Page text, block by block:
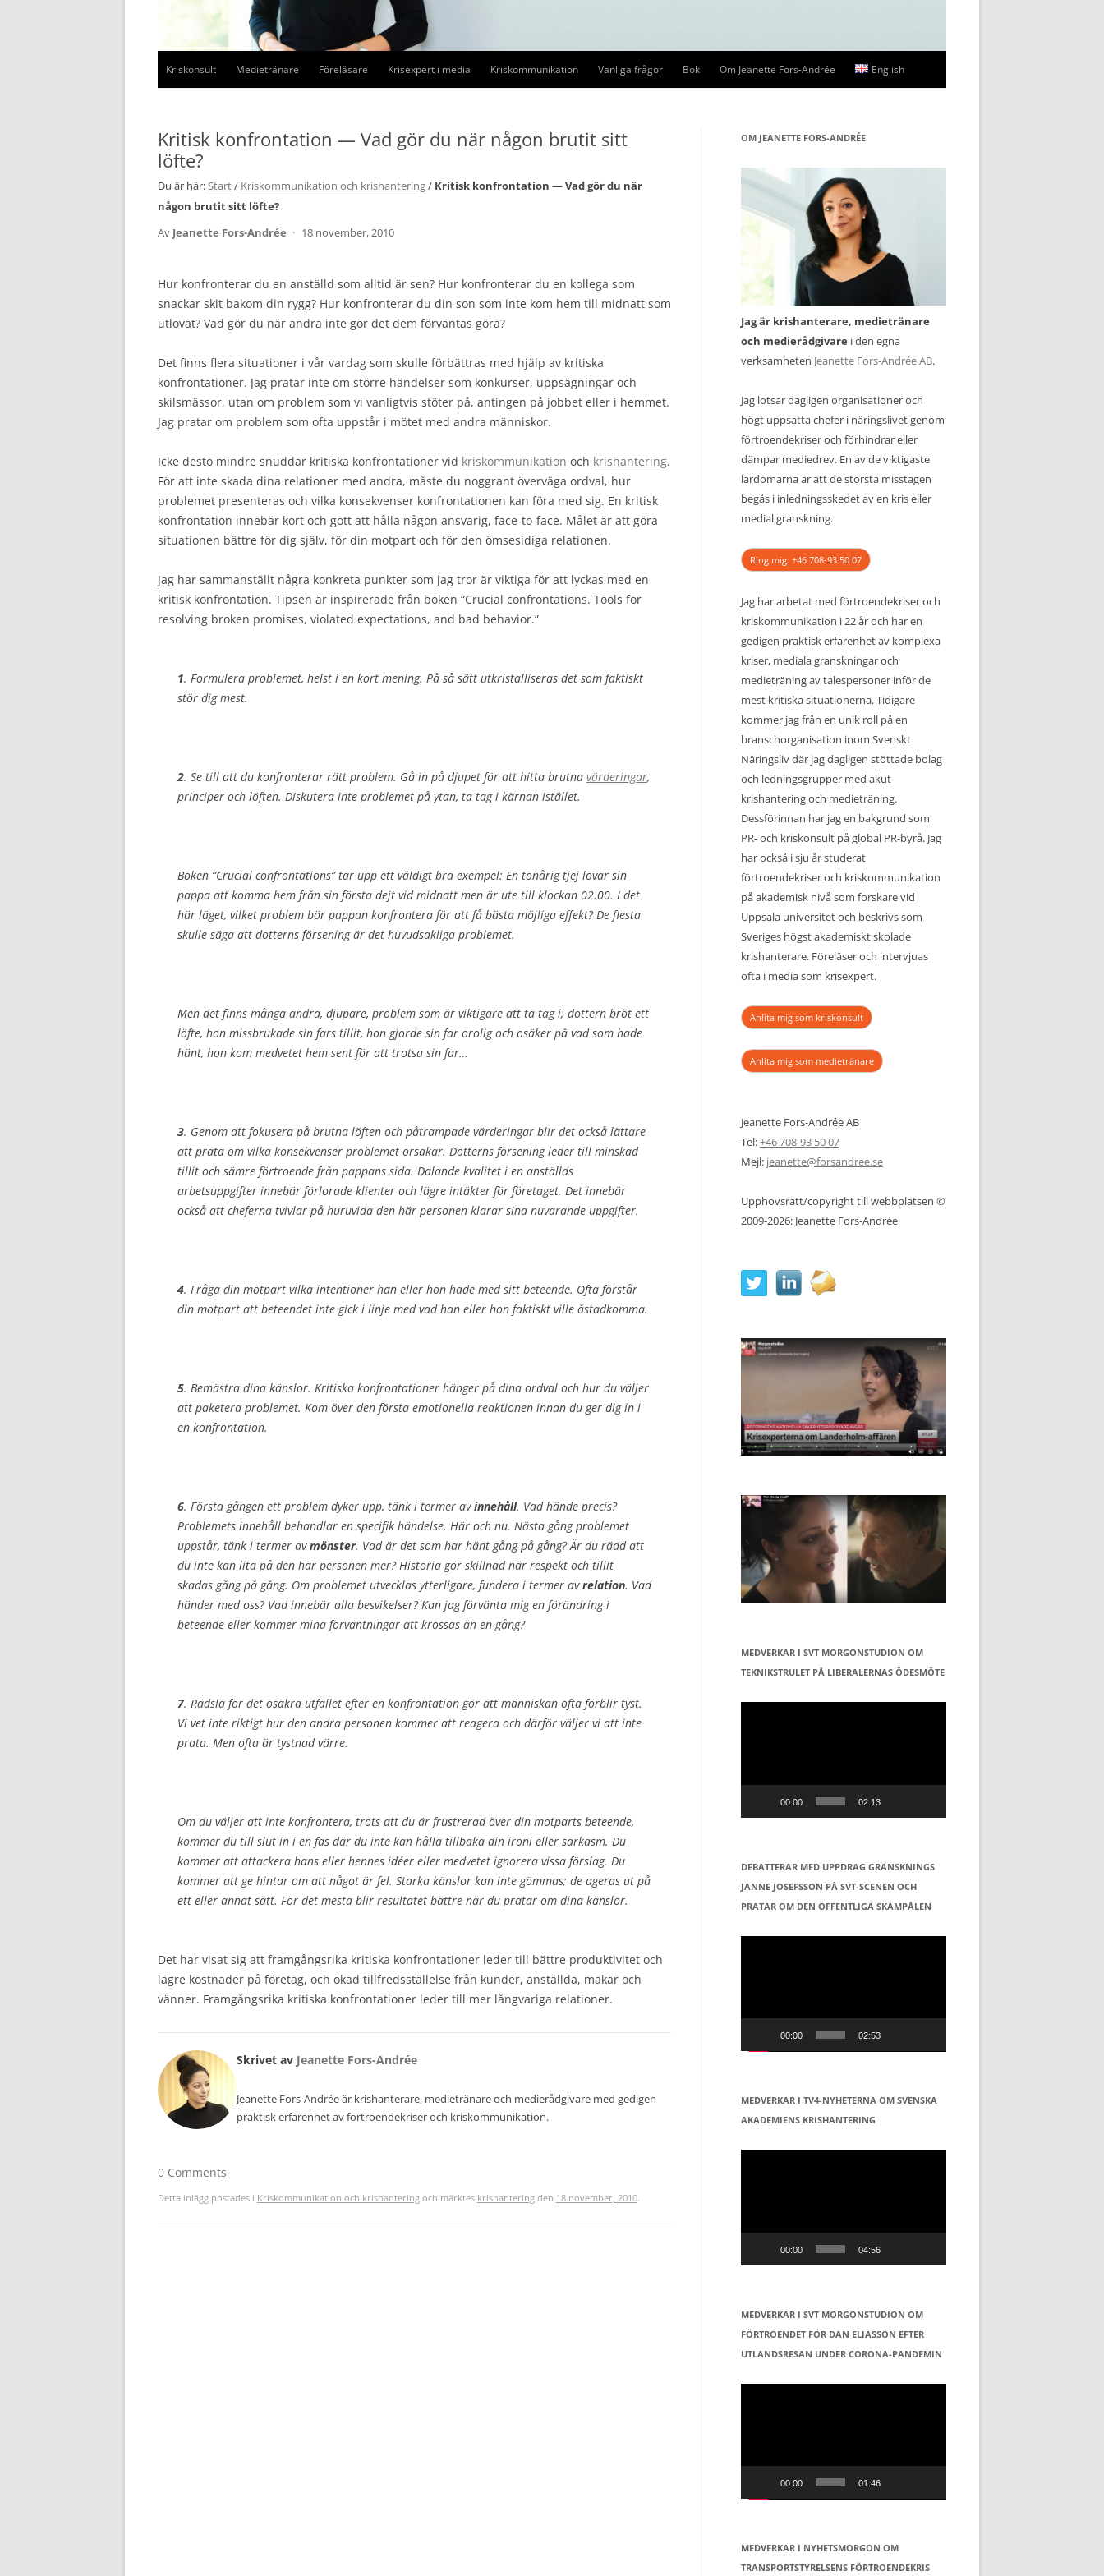
Kriskonsult Medietränare Föreläsare Krisexpert i media Kriskommunikation
Medieträning
Vanliga frågor
Medieträning
Bok Om Jeanette Fors-Andrée English
Kritisk konfrontation — Vad gör du när någon brutit sitt
löfte?
Du är här:Start/ Kriskommunikation och krishantering/ Kritisk konfrontation — Vad gör du när
någon brutit sitt löfte?
Av Jeanette Fors-Andrée · 18 november, 2010
Hur konfronterar du en anställd som alltid är sen? Hur konfronterar du en kollega som
snackar skit bakom din rygg? Hur konfronterar du din son som inte kom hem till midnatt som
utlovat? Vad gör du när andra inte gör det dem förväntas göra?
Det finns flera situationer i vår vardag som skulle förbättras med hjälp av kritiska
konfrontationer. Jag pratar inte om större händelser som konkurser, uppsägningar och
skilsmässor, utan om problem som vi vanligtvis stöter på, antingen på jobbet eller i hemmet.
Jag pratar om problem som ofta uppstår i mötet med andra människor.
Icke desto mindre snuddar kritiska konfrontationer vid kriskommunikation och krishantering.
För att inte skada dina relationer med andra, måste du noggrant överväga ordval, hur
problemet presenteras och vilka konsekvenser konfrontationen kan föra med sig. En kritisk
konfrontation innebär kort och gott att hålla någon ansvarig, face-to-face. Målet är att göra
situationen bättre för dig själv, för din motpart och för den ömsesidiga relationen.
Jag har sammanställt några konkreta punkter som jag tror är viktiga för att lyckas med en
kritisk konfrontation. Tipsen är inspirerade från boken “Crucial confrontations. Tools for
resolving broken promises, violated expectations, and bad behavior.”
1. Formulera problemet, helst i en kort mening. På så sätt utkristalliseras det som faktiskt
stör dig mest.
2. Se till att du konfronterar rätt problem. Gå in på djupet för att hitta brutna värderingar,
principer och löften. Diskutera inte problemet på ytan, ta tag i kärnan istället.
Boken “Crucial confrontations” tar upp ett väldigt bra exempel: En tonårig tjej lovar sin
pappa att komma hem från sin första dejt vid midnatt men är ute till klockan 02.00. I det
här läget, vilket problem bör pappan konfrontera för att få bästa möjliga effekt? De flesta
skulle säga att dotterns försening är det huvudsakliga problemet.
Men det finns många andra, djupare, problem som är viktigare att ta tag i; dottern bröt ett
löfte, hon missbrukade sin fars tillit, hon gjorde sin far orolig och osäker på vad som hade
hänt, hon kom medvetet hem sent för att trotsa sin far…
3. Genom att fokusera på brutna löften och påtrampade värderingar blir det också lättare
att prata om vilka konsekvenser problemet orsakar. Dotterns försening leder till minskad
tillit och sämre förtroende från pappans sida. Dalande kvalitet i en anställds
arbetsuppgifter innebär förlorade klienter och lägre intäkter för företaget. Det innebär
också att cheferna tvivlar på huruvida den här personen klarar sina nuvarande uppgifter.
4. Fråga din motpart vilka intentioner han eller hon hade med sitt beteende. Ofta förstår
din motpart att beteendet inte gick i linje med vad han eller hon faktiskt ville åstadkomma.
5. Bemästra dina känslor. Kritiska konfrontationer hänger på dina ordval och hur du väljer
att paketera problemet. Kom över den första emotionella reaktionen innan du ger dig in i
en konfrontation.
6. Första gången ett problem dyker upp, tänk i termer avinnehåll. Vad hände precis?
Problemets innehåll behandlar en specifik händelse. Här och nu. Nästa gång problemet
uppstår, tänk i termer avmönster. Vad är det som har hänt gång på gång? Är du rädd att
du inte kan lita på den här personen mer? Historia gör skillnad när respekt och tillit
skadas gång på gång. Om problemet utvecklas ytterligare, fundera i termer avrelation. Vad
händer medoss? Vad innebär alla besvikelser? Kan jag förvänta mig en förändring i
beteende eller kommer mina förväntningar att krossas än en gång?
7. Rädsla för det osäkra utfallet efter en konfrontation gör att människan ofta förblir tyst.
Vi vet inte riktigt hur den andra personen kommer att reagera och därför väljer vi att inte
prata. Men ofta är tystnad värre.
Om du väljer att inte konfrontera, trots att du är frustrerad över din motparts beteende,
kommer du till slut in i en fas där du inte kan hålla tillbaka din ironi eller sarkasm. Du
kommer att attackera hans eller hennes idéer eller medvetet ignorera vissa förslag. Du
kommer att ge hintar om att något är fel. Starka känslor kan inte gömmas; de ageras ut på
ett eller annat sätt. För det mesta blir resultatet bättre när du pratar om dina känslor.
Det har visat sig att framgångsrika kritiska konfrontationer leder till bättre produktivitet och
lägre kostnader på företag, och ökad tillfredsställelse från kunder, anställda, makar och
vänner. Framgångsrika kritiska konfrontationer leder till mer långvariga relationer.
Skrivet av Jeanette Fors-Andrée
Jeanette Fors-Andrée är krishanterare, medietränare och medierådgivare med gedigen
praktisk erfarenhet av förtroendekriser och kriskommunikation.
0 Comments
Detta inlägg postades i Kriskommunikation och krishantering och märktes krishantering den 18 november, 2010.
OM JEANETTE FORS-ANDRÉE
Jag är krishanterare, medietränare
och medierådgivare i den egna
verksamheten Jeanette Fors-Andrée AB.
Jag lotsar dagligen organisationer och
högt uppsatta chefer i näringslivet genom
förtroendekriser och förhindrar eller
dämpar mediedrev. En av de viktigaste
lärdomarna är att de största misstagen
begås i inledningsskedet av en kris eller
medial granskning.
Ring mig: +46 708-93 50 07
Jag har arbetat med förtroendekriser och
kriskommunikation i 22 år och har en
gedigen praktisk erfarenhet av komplexa
kriser, mediala granskningar och
medieträning av talespersoner inför de
mest kritiska situationerna. Tidigare
kommer jag från en unik roll på en
branschorganisation inom Svenskt
Näringsliv där jag dagligen stöttade bolag
och ledningsgrupper med akut
krishantering och medieträning.
Dessförinnan har jag en bakgrund som
PR- och kriskonsult på global PR-byrå. Jag
har också i sju år studerat
förtroendekriser och kriskommunikation
på akademisk nivå som forskare vid
Uppsala universitet och beskrivs som
Sveriges högst akademiskt skolade
krishanterare. Föreläser och intervjuas
ofta i media som krisexpert.
Anlita mig som kriskonsult
Anlita mig som medietränare
Jeanette Fors-Andrée AB
Tel:+46 708-93 50 07
Mejl: jeanette@forsandree.se
Upphovsrätt/copyright till webbplatsen ©
2009-2026: Jeanette Fors-Andrée
MEDVERKAR I SVT MORGONSTUDION OM
TEKNIKSTRULET PÅ LIBERALERNAS ÖDESMÖTE
Videospelare
00:00 02:13
DEBATTERAR MED UPPDRAG GRANSKNINGS
JANNE JOSEFSSON PÅ SVT-SCENEN OCH
PRATAR OM DEN OFFENTLIGA SKAMPÅLEN
Videospelare
00:00 02:53
MEDVERKAR I TV4-NYHETERNA OM SVENSKA
AKADEMIENS KRISHANTERING
Videospelare
00:00 04:56
MEDVERKAR I SVT MORGONSTUDION OM
FÖRTROENDET FÖR DAN ELIASSON EFTER
UTLANDSRESAN UNDER CORONA-PANDEMIN
Videospelare
00:00 01:46
MEDVERKAR I NYHETSMORGON OM
TRANSPORTSTYRELSENS FÖRTROENDEKRIS